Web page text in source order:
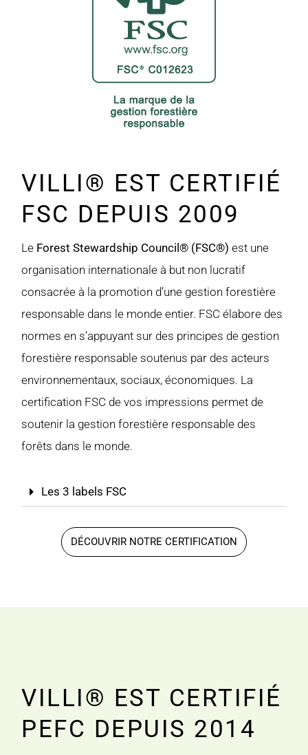
VILLI® EST CERTIFIÉ
FSC DEPUIS 2009
Le Forest Stewardship Council® (FSC®) est une
organisation internationale à but non lucratif
consacrée à la promotion d’une gestion forestière
responsable dans le monde entier. FSC élabore des
normes en s’appuyant sur des principes de gestion
forestière responsable soutenus par des acteurs
environnementaux, sociaux, économiques. La
certification FSC de vos impressions permet de
soutenir la gestion forestière responsable des
forêts dans le monde.
Les 3 labels FSC
DÉCOUVRIR NOTRE CERTIFICATION
VILLI® EST CERTIFIÉ
PEFC DEPUIS 2014